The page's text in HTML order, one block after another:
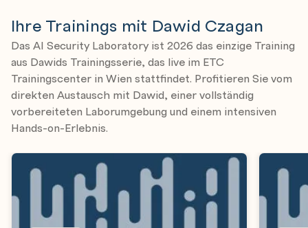
Ihre Trainings mit Dawid Czagan
Das AI Security Laboratory ist 2026 das einzige Training
aus Dawids Trainingsserie, das live im ETC
Trainingscenter in Wien stattfindet. Profitieren Sie vom
direkten Austausch mit Dawid, einer vollständig
vorbereiteten Laborumgebung und einem intensiven
Hands-on-Erlebnis.